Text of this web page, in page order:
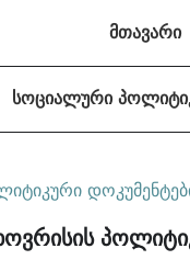
მთავარი
სოციალური